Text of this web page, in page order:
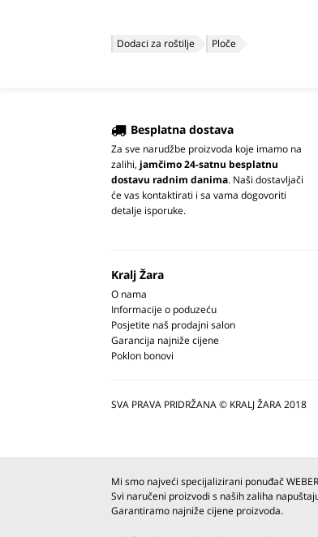
Dodaci za roštilje Ploče
Besplatna dostava
Za sve narudžbe proizvoda koje imamo na
zalihi, jamčimo 24-satnu besplatnu
dostavu radnim danima. Naši dostavljači
će vas kontaktirati i sa vama dogovoriti
detalje isporuke.
Kralj Žara
O nama
Informacije o poduzeću
Posjetite naš prodajni salon
Garancija najniže cijene
Poklon bonovi
SVA PRAVA PRIDRŽANA © KRALJ ŽARA 2018
Mi smo najveći specijalizirani ponuđač
Svi naručeni proizvodi s naših zaliha
Garantiramo najniže cijene proizvoda.